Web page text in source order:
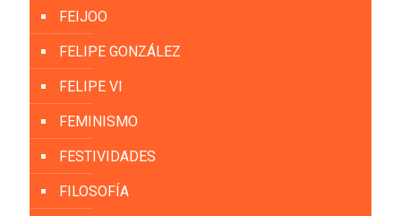
FEIJOO
FELIPE GONZÁLEZ
FELIPE VI
FEMINISMO
FESTIVIDADES
FILOSOFÍA